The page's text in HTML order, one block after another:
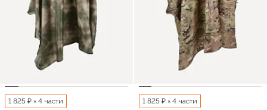
1 825 ₽ × 4 части 1 825 ₽ × 4 части